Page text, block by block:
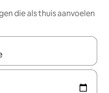
die als thuis aanvoelen
zijn, maak je een keuze